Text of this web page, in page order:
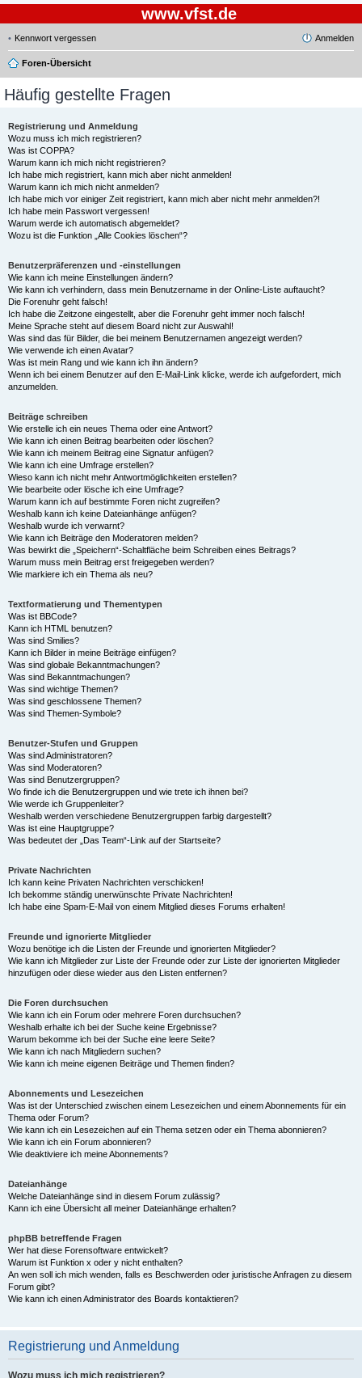
www.vfst.de
Kennwort vergessen Anmelden
Foren-Übersicht
Häufig gestellte Fragen
Registrierung und Anmeldung
Wozu muss ich mich registrieren?
Was ist COPPA?
Warum kann ich mich nicht registrieren?
Ich habe mich registriert, kann mich aber nicht anmelden!
Warum kann ich mich nicht anmelden?
Ich habe mich vor einiger Zeit registriert, kann mich aber nicht mehr anmelden?!
Ich habe mein Passwort vergessen!
Warum werde ich automatisch abgemeldet?
Wozu ist die Funktion „Alle Cookies löschen“?
Benutzerpräferenzen und -einstellungen
Wie kann ich meine Einstellungen ändern?
Wie kann ich verhindern, dass mein Benutzername in der Online-Liste auftaucht?
Die Forenuhr geht falsch!
Ich habe die Zeitzone eingestellt, aber die Forenuhr geht immer noch falsch!
Meine Sprache steht auf diesem Board nicht zur Auswahl!
Was sind das für Bilder, die bei meinem Benutzernamen angezeigt werden?
Wie verwende ich einen Avatar?
Was ist mein Rang und wie kann ich ihn ändern?
Wenn ich bei einem Benutzer auf den E-Mail-Link klicke, werde ich aufgefordert, mich
anzumelden.
Beiträge schreiben
Wie erstelle ich ein neues Thema oder eine Antwort?
Wie kann ich einen Beitrag bearbeiten oder löschen?
Wie kann ich meinem Beitrag eine Signatur anfügen?
Wie kann ich eine Umfrage erstellen?
Wieso kann ich nicht mehr Antwortmöglichkeiten erstellen?
Wie bearbeite oder lösche ich eine Umfrage?
Warum kann ich auf bestimmte Foren nicht zugreifen?
Weshalb kann ich keine Dateianhänge anfügen?
Weshalb wurde ich verwarnt?
Wie kann ich Beiträge den Moderatoren melden?
Was bewirkt die „Speichern“-Schaltfläche beim Schreiben eines Beitrags?
Warum muss mein Beitrag erst freigegeben werden?
Wie markiere ich ein Thema als neu?
Textformatierung und Thementypen
Was ist BBCode?
Kann ich HTML benutzen?
Was sind Smilies?
Kann ich Bilder in meine Beiträge einfügen?
Was sind globale Bekanntmachungen?
Was sind Bekanntmachungen?
Was sind wichtige Themen?
Was sind geschlossene Themen?
Was sind Themen-Symbole?
Benutzer-Stufen und Gruppen
Was sind Administratoren?
Was sind Moderatoren?
Was sind Benutzergruppen?
Wo finde ich die Benutzergruppen und wie trete ich ihnen bei?
Wie werde ich Gruppenleiter?
Weshalb werden verschiedene Benutzergruppen farbig dargestellt?
Was ist eine Hauptgruppe?
Was bedeutet der „Das Team“-Link auf der Startseite?
Private Nachrichten
Ich kann keine Privaten Nachrichten verschicken!
Ich bekomme ständig unerwünschte Private Nachrichten!
Ich habe eine Spam-E-Mail von einem Mitglied dieses Forums erhalten!
Freunde und ignorierte Mitglieder
Wozu benötige ich die Listen der Freunde und ignorierten Mitglieder?
Wie kann ich Mitglieder zur Liste der Freunde oder zur Liste der ignorierten Mitglieder
hinzufügen oder diese wieder aus den Listen entfernen?
Die Foren durchsuchen
Wie kann ich ein Forum oder mehrere Foren durchsuchen?
Weshalb erhalte ich bei der Suche keine Ergebnisse?
Warum bekomme ich bei der Suche eine leere Seite?
Wie kann ich nach Mitgliedern suchen?
Wie kann ich meine eigenen Beiträge und Themen finden?
Abonnements und Lesezeichen
Was ist der Unterschied zwischen einem Lesezeichen und einem Abonnements für ein
Thema oder Forum?
Wie kann ich ein Lesezeichen auf ein Thema setzen oder ein Thema abonnieren?
Wie kann ich ein Forum abonnieren?
Wie deaktiviere ich meine Abonnements?
Dateianhänge
Welche Dateianhänge sind in diesem Forum zulässig?
Kann ich eine Übersicht all meiner Dateianhänge erhalten?
phpBB betreffende Fragen
Wer hat diese Forensoftware entwickelt?
Warum ist Funktion x oder y nicht enthalten?
An wen soll ich mich wenden, falls es Beschwerden oder juristische Anfragen zu diesem
Forum gibt?
Wie kann ich einen Administrator des Boards kontaktieren?
Registrierung und Anmeldung
Wozu muss ich mich registrieren?